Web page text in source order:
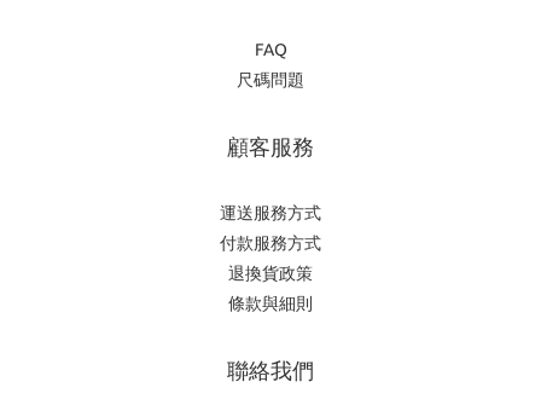
FAQ
尺碼問題
顧客服務
運送服務方式
付款服務方式
退換貨政策
條款與細則
聯絡我們